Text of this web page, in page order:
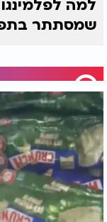
למה
שמסתתר